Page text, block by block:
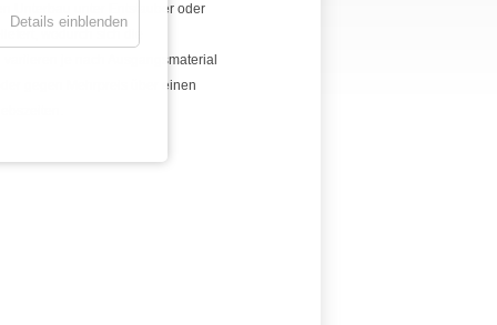
Entstauber oder
wodurch sich die
je nach
Ausgangsmaterial
gegen Mehrpreis über einen
Details einblenden